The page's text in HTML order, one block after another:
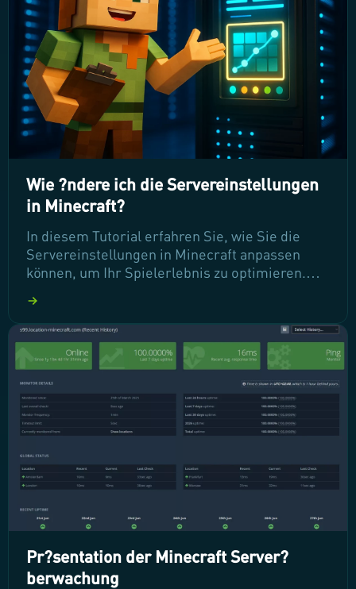
Wie ?ndere ich die Servereinstellungen
in Minecraft?
In diesem Tutorial erfahren Sie, wie Sie die
Servereinstellungen in Minecraft anpassen
können, um Ihr Spielerlebnis zu optimieren.
maximale Spieleranzahl festlegen möchten, wir
zeigen Ihnen Schritt für Schritt, wie Sie dies
über das Einstellungs-Panel oder manuell über
WebFTP erledigen können. Lassen Sie uns
gleich loslegen!
Pr?sentation der Minecraft Server?
berwachung